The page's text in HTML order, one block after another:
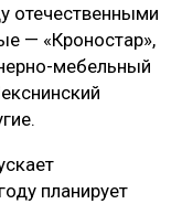
отечественными
— «Кроностар»,
мебельный
планирует